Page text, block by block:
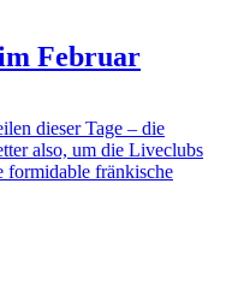
Februar
dieser Tage – die
also, um die Liveclubs
formidable fränkische